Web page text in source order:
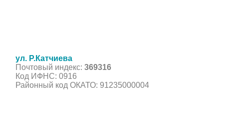
ул. Р.Катчиева
Почтовый индекс: 369316
Код ИФНС: 0916
Районный код ОКАТО: 91235000004